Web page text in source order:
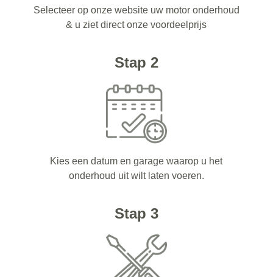
Selecteer op onze website uw motor onderhoud
& u ziet direct onze voordeelprijs
Stap 2
Kies een datum en garage waarop u het
onderhoud uit wilt laten voeren.
Stap 3